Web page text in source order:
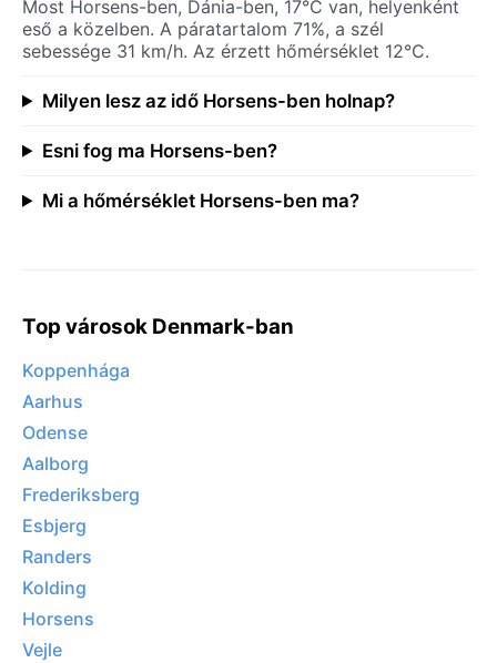
Most Horsens-ben, Dánia-ben, 17°C van, helyenként
eső a közelben. A páratartalom 71%, a szél
sebessége 31 km/h. Az érzett hőmérséklet 12°C.
Milyen lesz az idő Horsens-ben holnap?
Esni fog ma Horsens-ben?
Mi a hőmérséklet Horsens-ben ma?
Top városok Denmark-ban
Koppenhága
Aarhus
Odense
Aalborg
Frederiksberg
Esbjerg
Randers
Kolding
Horsens
Vejle